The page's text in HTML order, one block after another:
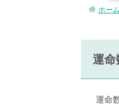
ホーム
運命
運命